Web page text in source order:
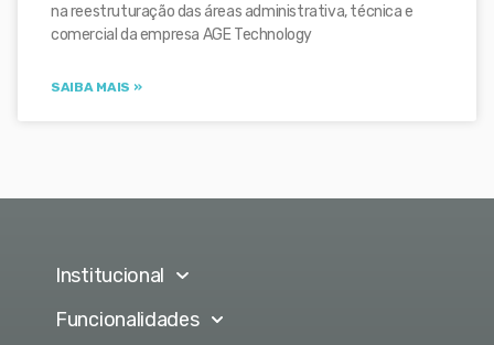
na reestruturação das áreas administrativa, técnica e
comercial da empresa AGE Technology
SAIBA MAIS »
Institucional
Funcionalidades